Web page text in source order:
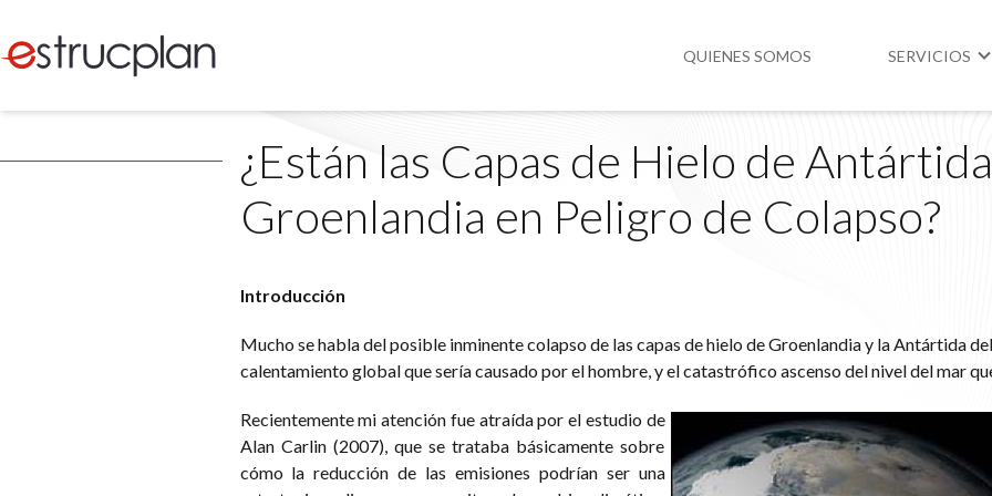
QUIENES SOMOS SERVICIOS
Higiene y
Medio Ambiente
¿Están las Capas de Hielo de
Groenlandia en Peligro de Colapso?
Introducción
Mucho se habla del posible inminente colapso de las capas de hielo de Groenlandia y la Antártida
calentamiento global que sería causado por el hombre, y el catastrófico ascenso del nivel del mar
Recientemente mi atención fue atraída por el estudio de
Alan Carlin (2007), que se trataba básicamente sobre
cómo la reducción de las emisiones podrían ser una